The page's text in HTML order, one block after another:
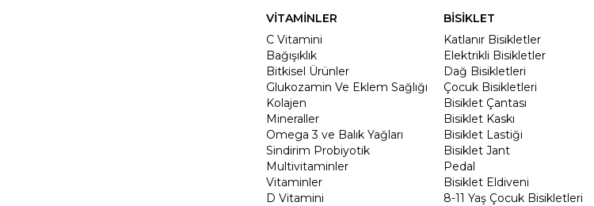
VİTAMİNLER
C Vitamini
Bağışıklık
Bitkisel Ürünler
Glukozamin Ve Eklem Sağlığı
Kolajen
Mineraller
Omega 3 ve Balık Yağları
Sindirim Probiyotik
Multivitaminler
Vitaminler
D Vitamini
BİSİKLET
Katlanır Bisikletler
Elektrikli Bisikletler
Dağ Bisikletleri
Çocuk Bisikletleri
Bisiklet Çantası
Bisiklet Kaskı
Bisiklet Lastiği
Bisiklet Jant
Pedal
Bisiklet Eldiveni
8-11 Yaş Çocuk Bisikletleri